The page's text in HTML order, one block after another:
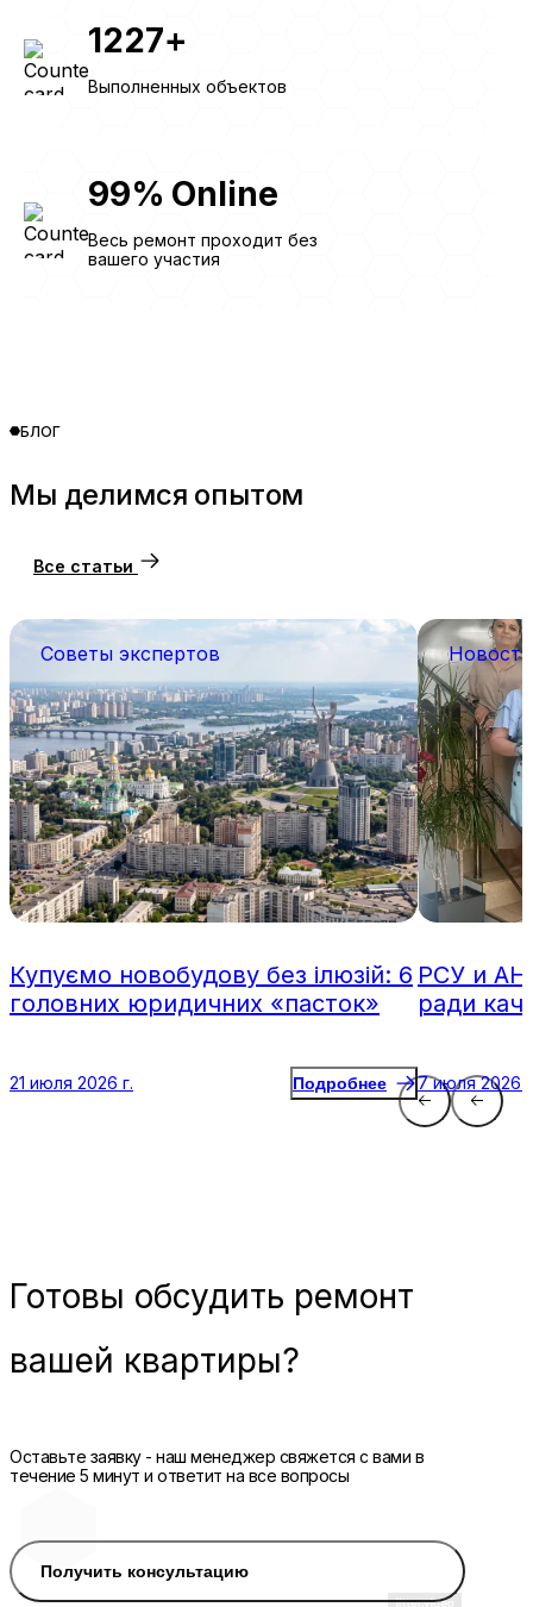
1227+
Выполненных объектов
99% Online
Весь ремонт проходит без
вашего участия
БЛОГ
Мы делимся опытом
Все статьи
Советы экспертов
Купуємо новобудову без ілюзій: 6
головних юридичних «пасток»
21 июля 2026 г. Подробнее
РСУ и АН
ради
7 июля 2026
Готовы обсудить ремонт
вашей квартиры?
Оставьте заявку - наш менеджер свяжется с вами в
течение 5 минут и ответит на все вопросы
Получить консультацию